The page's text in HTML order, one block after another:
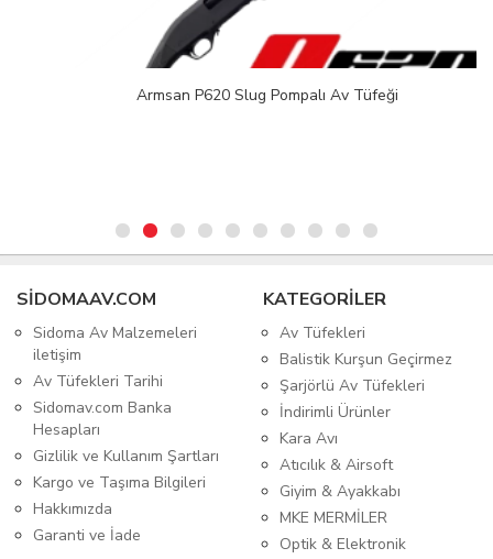
Armsan P620 Slug Pompalı Av Tüfeği
SIDOMAAV.COM
Sidoma Av Malzemeleri
iletişim
Av Tüfekleri Tarihi
Sidomav.com Banka
Hesapları
Gizlilik ve Kullanım Şartları
Kargo ve Taşıma Bilgileri
Hakkımızda
Garanti ve İade
KATEGORİLER
Av Tüfekleri
Balistik Kurşun Geçirmez
Şarjörlü Av Tüfekleri
İndirimli Ürünler
Kara Avı
Atıcılık & Airsoft
Giyim & Ayakkabı
MKE MERMİLER
Optik & Elektronik